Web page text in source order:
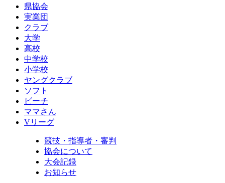
県協会
実業団
クラブ
大学
高校
中学校
小学校
ヤングクラブ
ソフト
ビーチ
ママさん
Vリーグ
競技・指導者・審判
協会について
大会記録
お知らせ